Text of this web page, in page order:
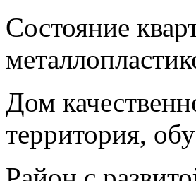
Состояние
Дом
территория,